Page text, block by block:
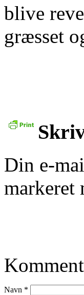
blive
græsset
Din e-
markeret
Navn *